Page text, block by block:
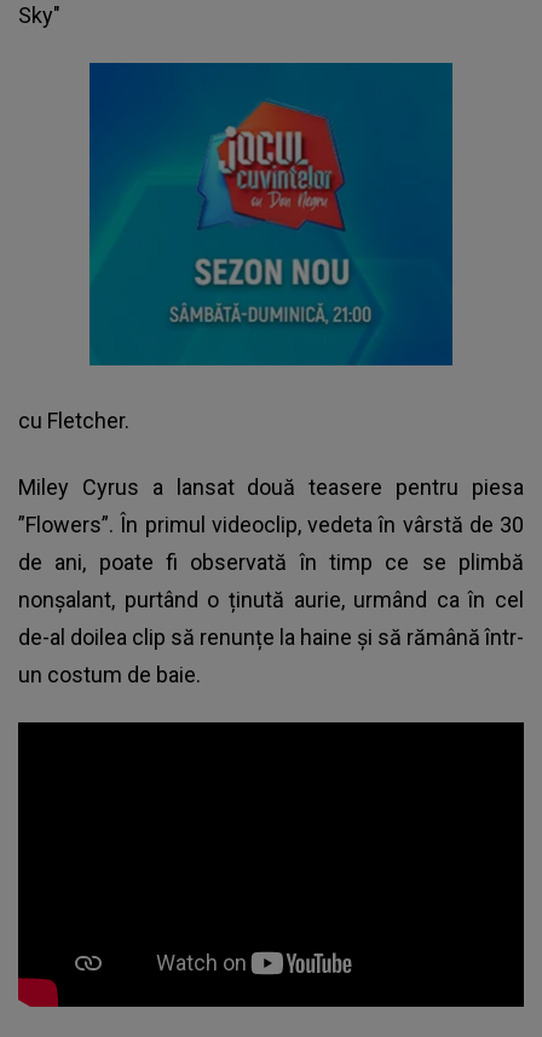
Sky"
cu Fletcher.
Miley Cyrus a lansat două teasere pentru piesa
”Flowers”. În primul videoclip, vedeta în vârstă de 30
de ani, poate fi observată în timp ce se plimbă
nonșalant, purtând o ținută aurie, urmând ca în cel
de-al doilea clip să renunțe la haine și să rămână într-
un costum de baie.